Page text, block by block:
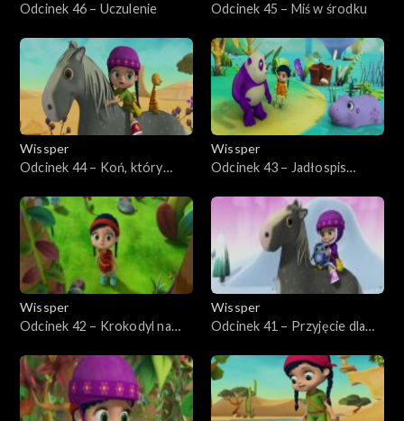
Odcinek 46 – Uczulenie
Odcinek 45 – Miś w środku
Wissper
Odcinek 44 – Koń, który
Wissper
Odcinek 43 – Jadłospis
Wissper
Odcinek 42 – Krokodyl na
Wissper
Odcinek 41 – Przyjęcie dla